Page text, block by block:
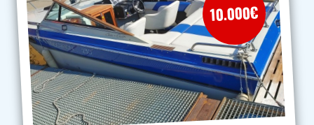
10.000€